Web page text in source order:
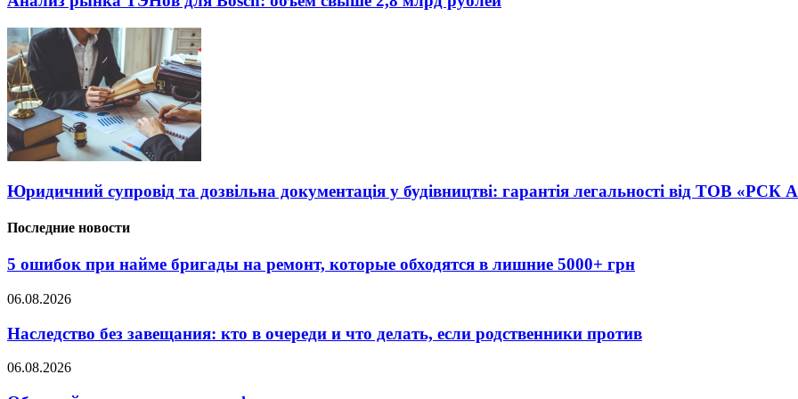
Юридичний супровід та дозвільна документація у будівництві: гарантія легальності від ТОВ
Последние новости
5 ошибок при найме бригады на ремонт, которые обходятся в лишние 5000+ грн
06.08.2026
Наследство без завещания: кто в очереди и что делать, если родственники против
06.08.2026